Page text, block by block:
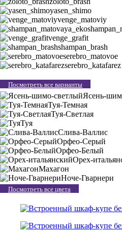
yasen_shimo
venge_matoviy
venge_grafit
shampan_brash
serebro_matovoe
serebro_katafarez
Посмотреть все варианты
Ясень-
Туя-Темная
Туя-Светлая
Туя
Слива-Валлис
Орфео-Серый
Орфео-Белый
Орех-
Махагон
Ноче-Гварнери
Посмотреть все цвета